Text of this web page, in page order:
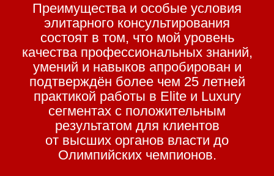
Преимущества и особые условия
элитарного консультирования
состоят в том, что мой уровень
качества профессиональных знаний,
умений и навыков апробирован и
подтверждён более чем 25 летней
практикой работы в Elite и Luxury
сегментах с положительным
результатом для клиентов
от высших органов власти до
Олимпийских чемпионов.